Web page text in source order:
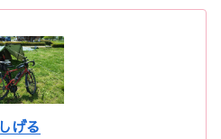
しげる